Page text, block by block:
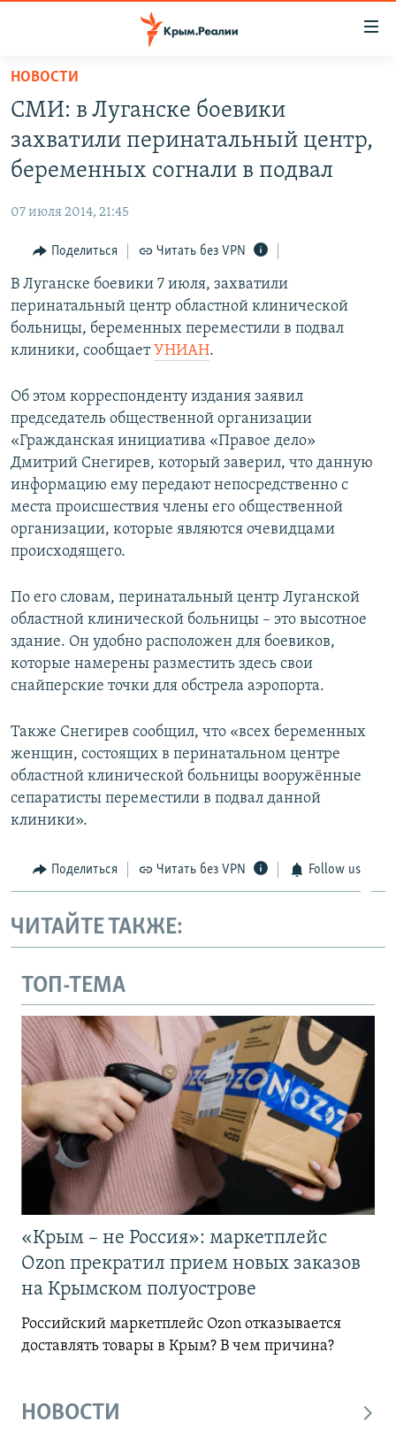
Вернуться
основному
содержанию
Вернутся
главной
Вернутся
поиску
СПЕЦПРОЕКТЫ
11 ЛЕТ ОККУПАЦИИ КРЫМА. 11 ИСТОРИЙ СОПРОТИВЛЕНИЯ
ВОДА
ЕЩЕ
ИНТЕРАКТИВ
ИНФОГРАФИКА
ТЕЛЕПРОЕКТ КРЫМ.РЕАЛИИ
СОВЕТЫ ПРАВОЗАЩИТНИКОВ
ПОБЕДИТЕЛЕЙ НЕ СУДЯТ?
КРЫМ.НЕПОКОРЕННЫЙ
ELIFBE
УКРАИНСКАЯ ПРОБЛЕМА КРЫМА
РАДІО СВОБОДА
КАК ОБОЙТИ БЛОКИРОВКУ
Українською
ПРИСОЕДИНЯЙТЕСЬ!
Все сайты RFE/RL
НОВОСТИ
СМИ: в Луганске боевики
захватили перинатальный центр,
беременных согнали в подвал
07 июля 2014, 21:45
Поделиться Читать без VPN
В Луганске боевики 7 июля, захватили
перинатальный центр областной клинической
больницы, беременных переместили в подвал
клиники, сообщаетУНИАН.
Об этом корреспонденту издания заявил
председатель общественной организации
«Гражданская инициатива «Правое дело»
Дмитрий Снегирев, который заверил, что данную
информацию ему передают непосредственно с
места происшествия члены его общественной
организации, которые являются очевидцами
происходящего.
По его словам, перинатальный центр Луганской
областной клинической больницы – это высотное
здание. Он удобно расположен для боевиков,
которые намерены разместить здесь свои
снайперские точки для обстрела аэропорта.
Также Снегирев сообщил, что «всех беременных
женщин, состоящих в перинатальном центре
областной клинической больницы вооружённые
сепаратисты переместили в подвал данной
клиники».
Поделиться Читать без VPN Follow us
ЧИТАЙТЕ ТАКЖЕ:
ТОП-ТЕМА
«Крым – не Россия»: маркетплейс
Ozon прекратил прием новых заказов
на Крымском полуострове
Российский маркетплейс Ozon отказывается
доставлять товары в Крым? В чем причина?
НОВОСТИ